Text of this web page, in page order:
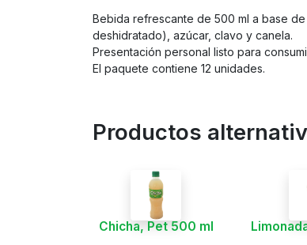
Bebida refrescante de 500 ml a base
deshidratado), azúcar, clavo y canela.
Presentación personal listo para
El paquete contiene 12 unidades.
Productos
Chicha, Pet 500 ml